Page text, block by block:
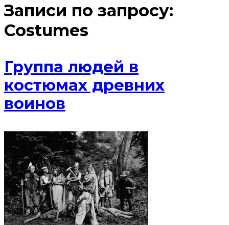
Записи по запросу:
Costumes
Группа людей в
костюмах древних
воинов